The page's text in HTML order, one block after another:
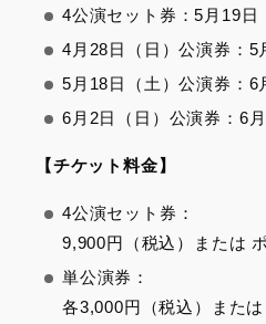
4公演セット券：5月19日
4月28日（日）公演券：5
5月18日（土）公演券：6
6月2日（日）公演券：6
【チケット料金】
4公演セット券：
9,900円（税込）または
単公演券：
各3,000円（税込）また